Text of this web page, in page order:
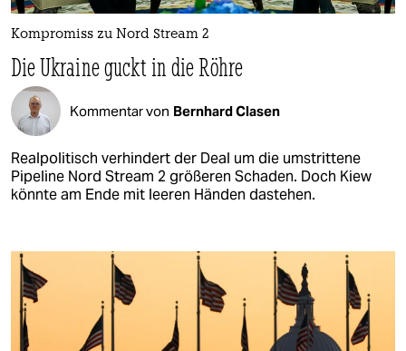
Kompromiss zu Nord Stream 2
Die Ukraine guckt in die Röhre
Kommentar von Bernhard Clasen
Realpolitisch verhindert der Deal um die umstrittene
Pipeline Nord Stream 2 größeren Schaden. Doch Kiew
könnte am Ende mit leeren Händen dastehen.